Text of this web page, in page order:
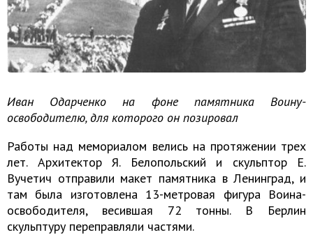
Иван Одарченко на фоне памятника Воину-
освободителю, для которого он позировал
Работы над мемориалом велись на протяжении трех
лет. Архитектор Я. Белопольский и скульптор Е.
Вучетич отправили макет памятника в Ленинград, и
там была изготовлена 13-метровая фигура Воина-
освободителя, весившая 72 тонны. В Берлин
скульптуру переправляли частями.